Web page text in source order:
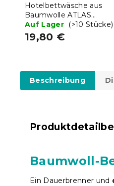
Hotelbettwäsche aus
Baumwolle ATLAS
GRÁDL STANDARD,
weiß – 2 cm Streifen
Auf Lager (>10 Stücke)
19,80 €
Beschreibung
Baumwoll-
Ein Dauerbrenner und